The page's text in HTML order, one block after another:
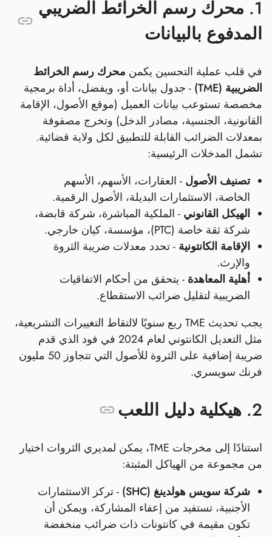
1. محرك رسم الخرائط الضريبي
المدفوع بالبيانات
في قلب عملية التحسين يكمن محرك رسم الخرائط
الضريبية (TME)
- جدول بيانات أو، ويفضل، أداة برمجية
مخصصة تستوعب بيانات العميل (موقع الأصول، الإقامة
القانونية، الجنسية، مصادر الدخل) وتخرج مصفوفة
بمعدلات الضرائب القابلة للتطبيق لكل ولاية قضائية.
تشمل المدخلات الرئيسية:
تصنيف الأصول - العقارات، الأسهم، الأسهم
الخاصة، الاستثمارات البديلة، الأصول الرقمية.
الهيكل القانوني - الملكية المباشرة، شركة قابضة،
شركة ثقة خاصة (PTC)، مؤسسة، كيان خارجي.
الإقامة الكانتونية - تحدد معدلات ضريبة الثروة
والإرث.
أهلية المعاهدة - يتحقق من أحكام الاتفاقيات
الضريبية لتقليل ضرائب الاستقطاع.
يجب تحديث TME ربع سنويًا لالتقاط التغييرات التشريعية،
مثل التعديل الكانتوني لعام 2024 في فود الذي قدم
ضريبة إضافية على الثروة للأصول التي تتجاوز 50 مليون
فرنك سويسري.
2. هيكلية دليل اللعب
استنادًا إلى مخرجات TME، يمكن لمديري الثروات اختيار
من مجموعة من الهياكل المثبتة:
شركة سويس هولدينغ (SHC)
- تركز الاستثمارات
الأجنبية، تستفيد من إعفاء المشاركة، ويمكن أن
تكون مقيمة في كانتونات ذات ضرائب منخفضة